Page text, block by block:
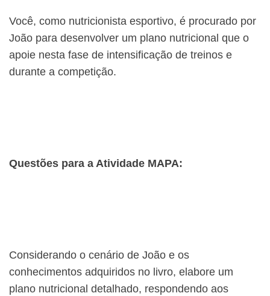
Você, como nutricionista esportivo, é procurado por
João para desenvolver um plano nutricional que o
apoie nesta fase de intensificação de treinos e
durante a competição.
Questões para a Atividade MAPA:
Considerando o cenário de João e os
conhecimentos adquiridos no livro, elabore um
plano nutricional detalhado, respondendo aos